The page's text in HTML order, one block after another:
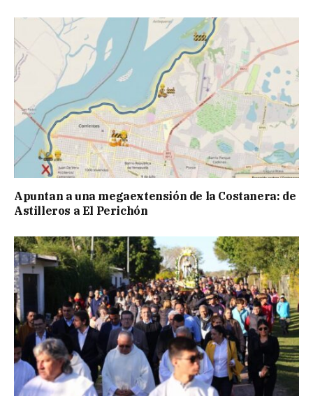
Apuntan a una megaextensión de la Costanera: de
Astilleros a El Perichón